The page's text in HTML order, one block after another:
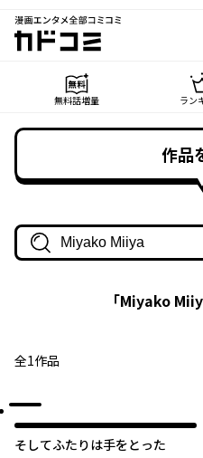
漫画エンタメ全部コミコミ
カドコミ
無料話増量 ラン
作品
作品名・作家名で探す
「Miyako
全1作品
そしてふたりは手をとった